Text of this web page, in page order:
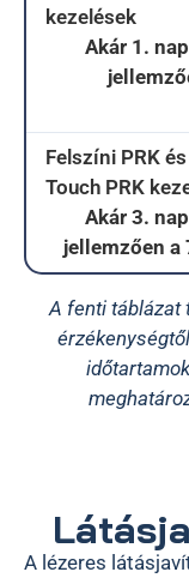
kezelések
Akár 1.
Felszíni PRK
Touch PRK
Akár 3.
jellemzően a
A fenti táblázat
A lézeres